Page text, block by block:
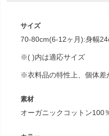
サイズ
70-80cm(6-12ヶ月):身幅
※( )内は適応サイズ
※衣料品の特性上、個体差
素材
オーガニックコットン100